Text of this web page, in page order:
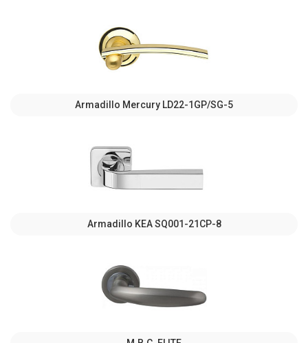
Armadillo Mercury LD22-1GP/SG-5
Armadillo KEA SQ001-21CP-8